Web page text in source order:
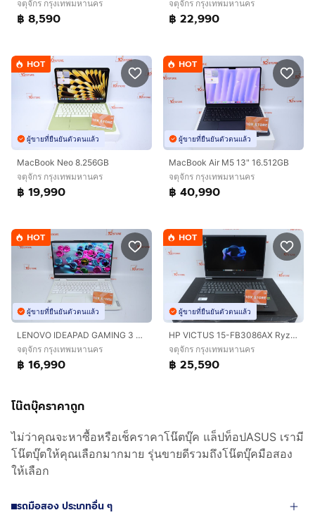
จตุจักร กรุงเทพมหานคร
฿ 8,590
จตุจักร กรุงเทพมหานคร
฿ 22,990
HOT
ผู้ขายที่ยืนยันตัวตนแล้ว
MacBook Neo 8.256GB
จตุจักร กรุงเทพมหานคร
฿ 19,990
HOT
ผู้ขายที่ยืนยันตัวตนแล้ว
MacBook Air M5 13" 16.512GB
จตุจักร กรุงเทพมหานคร
฿ 40,990
HOT
ผู้ขายที่ยืนยันตัวตนแล้ว
LENOVO IDEAPAD GAMING 3 Core i5-12500H RTX3050TI 24 - 1.5TB
จตุจักร กรุงเทพมหานคร
฿ 16,990
HOT
ผู้ขายที่ยืนยันตัวตนแล้ว
HP VICTUS 15-FB3086AX Ryzen 7 7445HS.RTX4050 RAM16.512GB
จตุจักร กรุงเทพมหานคร
฿ 25,590
โน๊ตบุ๊คราคาถูก
ไม่ว่าคุณจะหาซื้อหรือเช็คราคาโน๊ตบุ๊ค แล็ปท็อปASUS เรามี
โน๊ตบุ๊ตให้คุณเลือกมากมาย รุ่นขายดีรวมถึงโน๊ตบุ๊คมือสอง
ให้เลือก
รถมือสอง ประเภทอื่น ๆ